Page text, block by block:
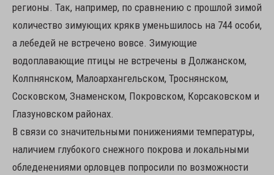
регионы. Так, например, по сравнению с прошлой зимой
количество зимующих крякв уменьшилось на 744 особи,
а лебедей не встречено вовсе. Зимующие
водоплавающие птицы не встречены в Должанском,
Колпнянском, Малоархангельском, Троснянском,
Сосковском, Знаменском, Покровском, Корсаковском и
Глазуновском районах.
В связи со значительными понижениями температуры,
наличием глубокого снежного покрова и локальными
обледенениями орловцев попросили по возможности